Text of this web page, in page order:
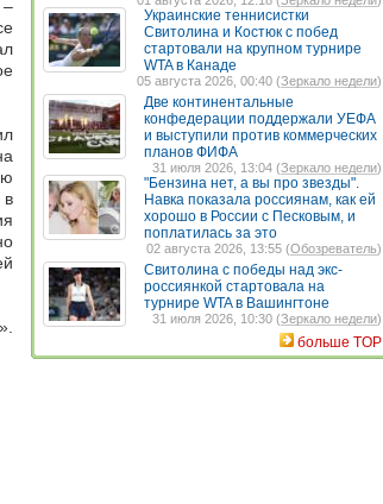
–
в
Украинские теннисистки
Свитолина и Костюк с побед
стартовали на крупном турнире
WTA в Канаде
05 августа 2026, 00:40 (Зеркало недели)
Две континентальные
конфедерации поддержали УЕФА
и выступили против коммерческих
планов ФИФА
31 июля 2026, 13:04 (Зеркало недели)
"Бензина нет, а вы про звезды".
Навка показала россиянам, как ей
хорошо в России с Песковым, и
поплатилась за это
02 августа 2026, 13:55 (Обозреватель)
Свитолина с победы над экс-
россиянкой стартовала на
турнире WTA в Вашингтоне
31 июля 2026, 10:30 (Зеркало недели)
больше TOP